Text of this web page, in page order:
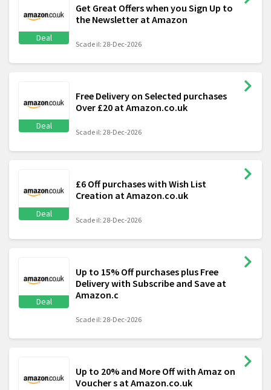
Deal
Get Great Offers when you Sign Up to
the Newsletter at Amazon
Scade il: 28-Dec-2026
Deal
Free Delivery on Selected purchases
Over £20 at Amazon.co.uk
Scade il: 28-Dec-2026
Deal
£6 Off purchases with Wish List
Creation at Amazon.co.uk
Scade il: 28-Dec-2026
Deal
Up to 15% Off purchases plus Free
Delivery with Subscribe and Save at
Amazon.c
Scade il: 28-Dec-2026
Up to 20% and More Off with Amaz on
Voucher s at Amazon.co.uk